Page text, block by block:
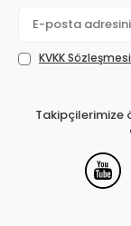
KVKK
Takipçilerimize